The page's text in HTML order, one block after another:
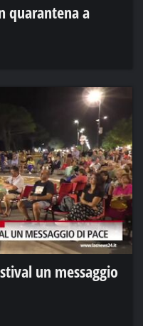
quarantena a
un messaggio